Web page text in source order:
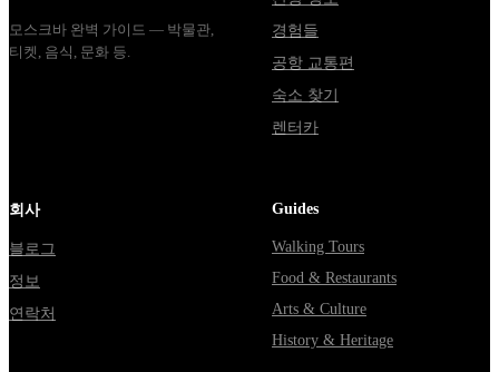
모스크바 완벽 가이드 — 박물관,
티켓, 음식, 문화 등.
경험들
공항 교통편
숙소 찾기
렌터카
회사
블로그
정보
연락처
Guides
Walking Tours
Food & Restaurants
Arts & Culture
History & Heritage